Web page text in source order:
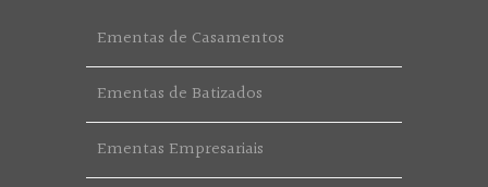
Ementas de Casamentos
Ementas de Batizados
Ementas Empresariais